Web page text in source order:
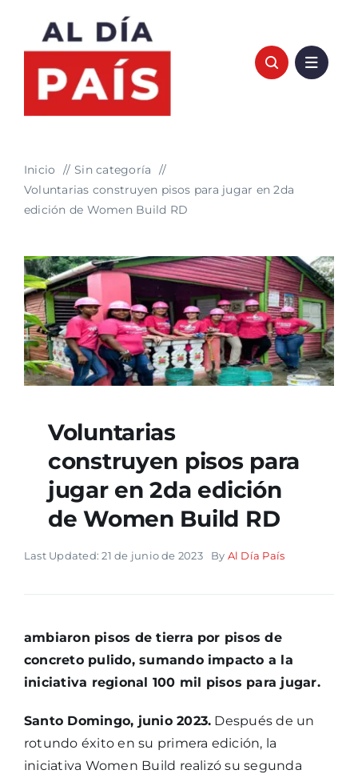
contenido
Inicio
Sin categoría
Voluntarias construyen pisos para jugar en 2da
edición de Women Build RD
Voluntarias
construyen pisos para
jugar en 2da edición
de Women Build RD
Last Updated: 21 de junio de 2023 By Al Día País
ambiaron pisos de tierra por pisos de
concreto pulido, sumando impacto a la
iniciativa regional 100 mil pisos para jugar.
Santo Domingo, junio 2023. Después de un
rotundo éxito en su primera edición, la
iniciativa Women Build realizó su segunda